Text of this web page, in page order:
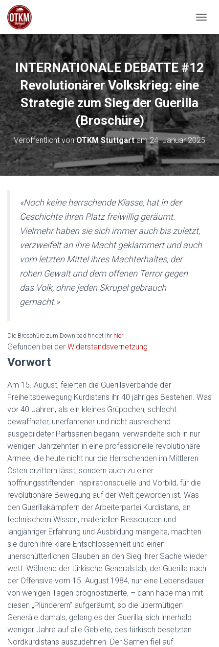
INTERNATIONALE DEBATTE #12
Revolutionärer Volkskrieg: eine
Strategie zum Sieg der Guerilla
(Broschüre)
Veröffentlicht vonOTKM Stuttgartam24. Januar 2025
«Noch keine herrschende Klasse, hat in der
Geschichte ihren Platz freiwillig geräumt.
Vielmehr haben sie sich immer auch bis zuletzt,
verzweifelt an ihre Macht geklammert und auch
vom letzten Mittel ihres Machterhaltes, der
rohen Gewalt und dem offenen Terror gegen
das Volk, ohne jeden Skrupel gebrauch
gemacht.»
Die Broschüre zum Download findet ihr hier
Gefunden bei der Widerstandsvernetzung
Vorwort
Am 15. August, feierten die Guerillaverbände der
Freiheitsbewegung Kurdistans ihr 40 jähriges Bestehen. Was
vor 40 Jahren, als ein kleines Grüppchen, schlecht
bewaffneter, unerfahrener und nicht ausreichend
ausgebildeter Partisanen begann, verwandelte sich in nur
wenigen Jahrzehnten in eine professionelle revolutionäre
Armee, die heute nicht nur die Herrschenden im Mittleren
Osten erzittern lässt, sondern auch zu einer
hoffnungsstiftenden Inspirationsquelle und Vorbild, für die
revolutionäre Bewegung auf der Welt geworden ist. Was
den Guerillakämpfern der Arbeiterpartei Kurdistans, an
technischem Wissen, materiellen Ressourcen und
langjähriger Erfahrung und Ausbildung mangelte, machten
sie durch ihre klare Entschlossenheit und einen
unerschütterlichen Glauben an den Sieg ihrer Sache wieder
wett. Während der türkische Generalstab, der Guerilla nach
der Offensive vom 15. August 1984, nur eine Lebensdauer
von wenigen Tagen prognostizierte, – dann habe man mit
diesen „Plünderern“ aufgeräumt, so die übermütigen
Generäle damals, gelang es der Guerilla, sich innerhalb
weniger Jahre auf alle Gebiete, des türkisch besetzten
Nordkurdistans auszudehnen. Der Samen fiel auf